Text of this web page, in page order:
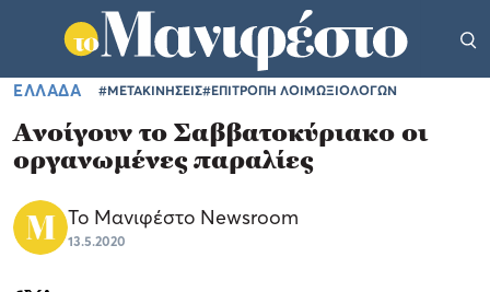
ΕΛΛΑΔΑ #ΜΕΤΑΚΙΝΗΣΕΙΣ#ΕΠΙΤΡΟΠΗ ΛΟΙΜΩΞΙΟΛΟΓΩΝ
Ανοίγουν το Σαββατοκύριακο οι
οργανωμένες παραλίες
Το Μανιφέστο Newsroom
13.5.2020